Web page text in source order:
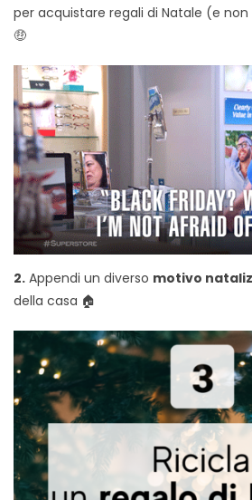
per acquistare regali di Natale (e
🤑
2. Appendi un diverso motivo
della casa 🏠